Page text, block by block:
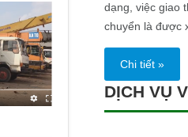
dạng, việc giao
chuyển là được
Chi tiết »
DỊCH VỤ